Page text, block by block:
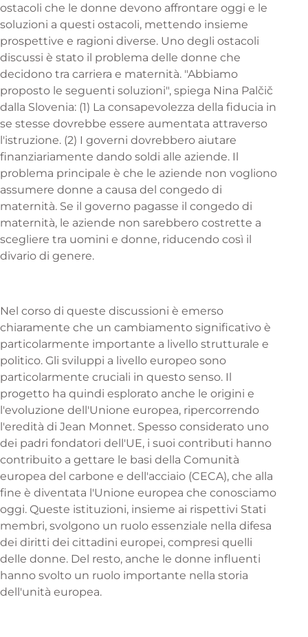
ostacoli che le donne devono affrontare oggi e le
soluzioni a questi ostacoli, mettendo insieme
prospettive e ragioni diverse. Uno degli ostacoli
discussi è stato il problema delle donne che
decidono tra carriera e maternità. "Abbiamo
proposto le seguenti soluzioni", spiega Nina Palčič
dalla Slovenia: (1) La consapevolezza della fiducia in
se stesse dovrebbe essere aumentata attraverso
l'istruzione. (2) I governi dovrebbero aiutare
finanziariamente dando soldi alle aziende. Il
problema principale è che le aziende non vogliono
assumere donne a causa del congedo di
maternità. Se il governo pagasse il congedo di
maternità, le aziende non sarebbero costrette a
scegliere tra uomini e donne, riducendo così il
divario di genere.
Nel corso di queste discussioni è emerso
chiaramente che un cambiamento significativo è
particolarmente importante a livello strutturale e
politico. Gli sviluppi a livello europeo sono
particolarmente cruciali in questo senso. Il
progetto ha quindi esplorato anche le origini e
l'evoluzione dell'Unione europea, ripercorrendo
l'eredità di Jean Monnet. Spesso considerato uno
dei padri fondatori dell'UE, i suoi contributi hanno
contribuito a gettare le basi della Comunità
europea del carbone e dell'acciaio (CECA), che alla
fine è diventata l'Unione europea che conosciamo
oggi. Queste istituzioni, insieme ai rispettivi Stati
membri, svolgono un ruolo essenziale nella difesa
dei diritti dei cittadini europei, compresi quelli
delle donne. Del resto, anche le donne influenti
hanno svolto un ruolo importante nella storia
dell'unità europea.